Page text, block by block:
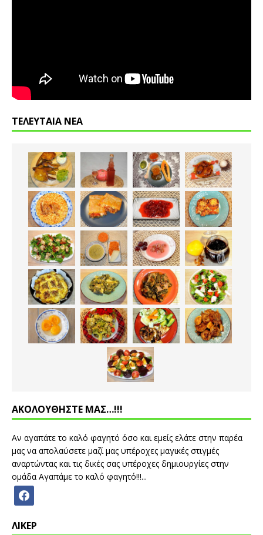
ΤΕΛΕΥΤΑΙΑ ΝΕΑ
ΑΚΟΛΟΥΘΗΣΤΕ ΜΑΣ…!!!
Αν αγαπάτε το καλό φαγητό όσο και εμείς ελάτε στην παρέα
μας να απολαύσετε μαζί μας υπέροχες μαγικές στιγμές
αναρτώντας και τις δικές σας υπέροχες δημιουργίες στην
ομάδα Αγαπάμε το καλό φαγητό!!!...
ΛΙΚΕΡ